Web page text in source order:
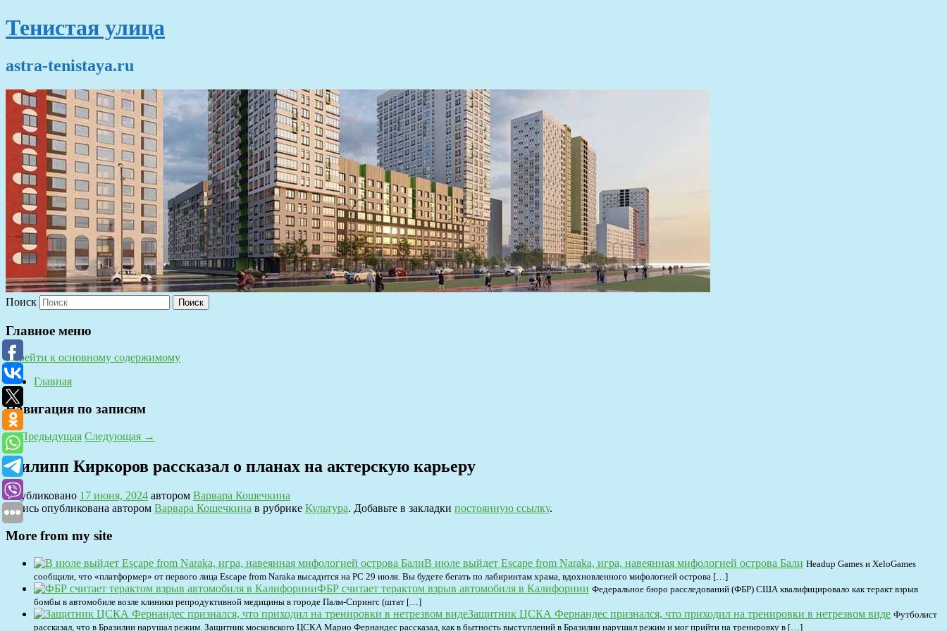
Тенистая улица
astra-tenistaya.ru
Поиск
Главное меню
Перейти к основному содержимому
Главная
Навигация по записям
←Предыдущая Следующая →
Филипп Киркоров рассказал о планах на актерскую карьеру
Опубликовано 17 июня, 2024 автором Варвара Кошечкина
Запись опубликована автором Варвара Кошечкина в рубрике Культура. Добавьте в закладки постоянную ссылку.
More from my site
В июле выйдет Escape from Naraka, игра, навеянная мифологией острова Бали Headup Games и XeloGames
сообщили, что «платформер» от первого лица Escape from Naraka высадится на PC 29 июля. Вы будете бегать по лабиринтам храма, вдохновленного мифологией острова […]
ФБР считает терактом взрыв автомобиля в Калифорнии Федеральное бюро расследований (ФБР) США квалифицировало как теракт взрыв
бомбы в автомобиле возле клиники репродуктивной медицины в городе Палм-Спрингс (штат […]
Защитник ЦСКА Фернандес признался, что приходил на тренировки в нетрезвом виде Футболист
рассказал, что в Бразилии нарушал режим. Защитник московского ЦСКА Марио Фернандес рассказал, как в бытность выступлений в Бразилии нарушал режим и мог прийти на тренировку в […]